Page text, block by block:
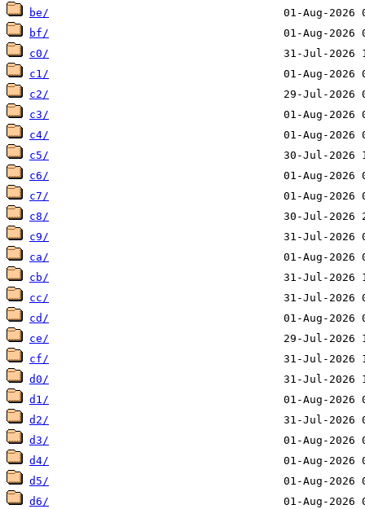
be/
bf/
c0/
c1/
c2/
c3/
c4/
c5/
c6/
c7/
c8/
c9/
ca/
cb/
cc/
cd/
ce/
cf/
d0/
d1/
d2/
d3/
d4/
d5/
d6/